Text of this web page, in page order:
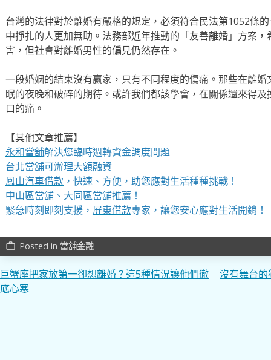
台灣的法律對於離婚有嚴格的規定，必須符合民法第1052條
中掙扎的人更加無助。法務部近年推動的「友善離婚」方案
害，但社會對離婚男性的偏見仍然存在。
一段婚姻的結束沒有贏家，只有不同程度的傷痛。那些在離
眠的夜晚和破碎的期待。或許我們都該學會，在關係還來得
口的痛。
【其他文章推薦】
永和當舖解決您臨時週轉資金調度問題
台北當舖可辦理大額融資
鳳山汽車借款，快速、方便，助您應對生活種種挑戰！
中山區當舖、 大同區當舖推薦！
緊急時刻即刻支援， 屏東借款專家，讓您安心應對生活開銷！
work_outline Posted in 當舖金融
文
章
巨蟹座把家放第一卻想離婚？這5種情況讓他們徹
底心寒
沒有舞台